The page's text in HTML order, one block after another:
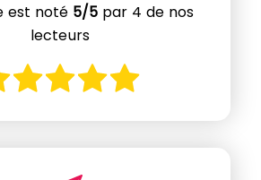
est noté 5/5 par 4 de nos
lecteurs